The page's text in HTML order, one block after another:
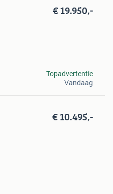
€ 19.950,-
Topadvertentie
Vandaag
€ 10.495,-